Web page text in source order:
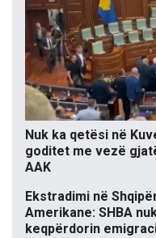
Nuk ka qetësi në
goditet me vezë
AAK
Ekstradimi në
Amerikane: SHBA
keqpërdorin